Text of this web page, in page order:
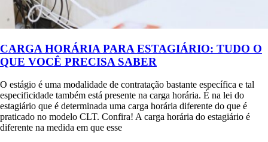
CARGA HORÁRIA PARA ESTAGIÁRIO: TUDO O
QUE VOCÊ PRECISA SABER
O estágio é uma modalidade de contratação bastante específica e tal
especificidade também está presente na carga horária. É na lei do
estagiário que é determinada uma carga horária diferente do que é
praticado no modelo CLT. Confira! A carga horária do estagiário é
diferente na medida em que esse